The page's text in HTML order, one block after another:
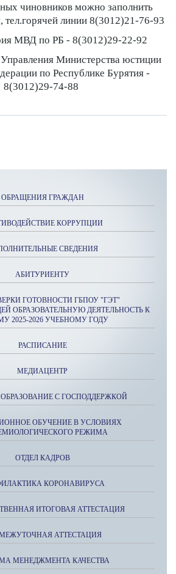
чиновников можно заполнить
линии 8(3012)21-76-93
МВД по РБ - 8(3012)29-22-92
Министерства юстиции
по Республике Бурятия -
8(3012)29-74-88
ОБРАЩЕНИЯ ГРАЖДАН
КОРРУПЦИИ
СВЕДЕНИЯ
АБИТУРИЕНТУ
ГОТОВНОСТИ ГБПОУ "ГЭТ"
ОБРАЗОВАТЕЛЬНУЮ ДЕЯТЕЛЬНОСТЬ К
2025-2026 УЧЕБНОМУ ГОДУ
РАСПИСАНИЕ
МЕДИАЦЕНТР
С ГОСПОДДЕРЖКОЙ
ОБУЧЕНИЕ В УСЛОВИЯХ
РЕЖИМА
ОТДЕЛ КАДРОВ
КОРОНАВИРУСА
ИТОГОВАЯ АТТЕСТАЦИЯ
АТТЕСТАЦИЯ
МЕНЕДЖМЕНТА КАЧЕСТВА